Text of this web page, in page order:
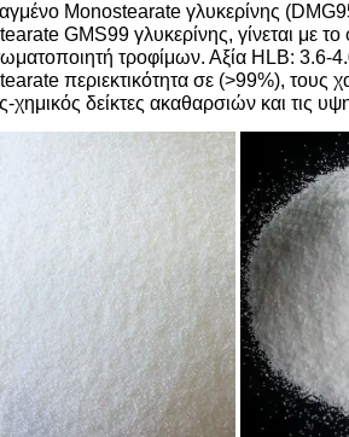
Monostearate γλυκερίνης
GMS99 γλυκερίνης, γίνεται με
τροφίμων. Αξία HLB: 3.6-
περιεκτικότητα σε (>99%),
χημικός δείκτες ακαθαρσιών και τις